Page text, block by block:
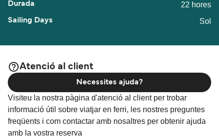
22 hores
Sol
Atenció al client
Visiteu la nostra pàgina d'atenció al client per trobar
informació útil sobre viatjar en ferri, les nostres preguntes
freqüents i com contactar amb nosaltres per obtenir ajuda
amb la vostra reserva
Necessites ajuda?